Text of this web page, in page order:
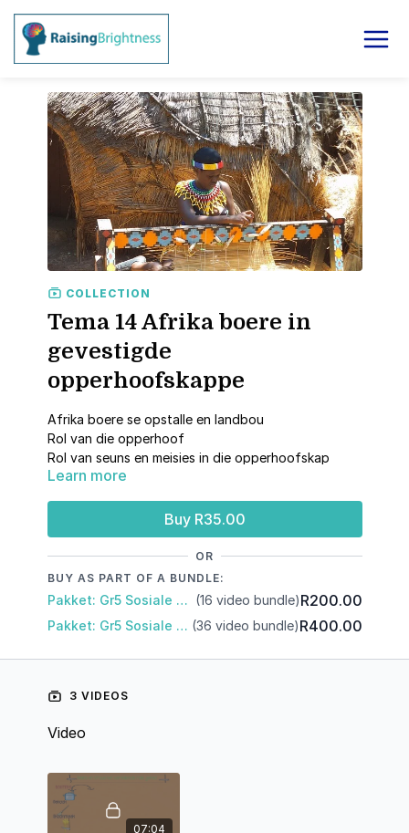
COLLECTION
Tema 14 Afrika boere in
gevestigde
opperhoofskappe
Afrika boere se opstalle en landbou
Rol van die opperhoof
Rol van seuns en meisies in die opperhoofskap
Rol van beeste onder die swart boere
Learn more
Buy R35.00
OR
BUY AS PART OF A BUNDLE:
Pakket: Gr5 Sosiale Wetenskap: Kwartaal 2 (16 video bundle)R200.00
Pakket: Gr5 Sosiale Wetenskappe Kwartaal 1 en 2 (36 video bundle)R400.00
3 VIDEOS
Video
07:04